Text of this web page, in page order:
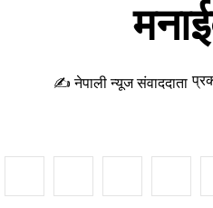
✍ नेपाली न्यूज संवाददाता